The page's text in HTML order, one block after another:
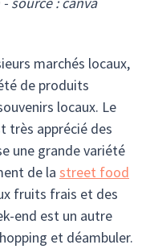
marchés locaux,
de produits
locaux. Le
très apprécié des
une grande variété
de la street food
fruits frais et des
end est un autre
et déambuler.